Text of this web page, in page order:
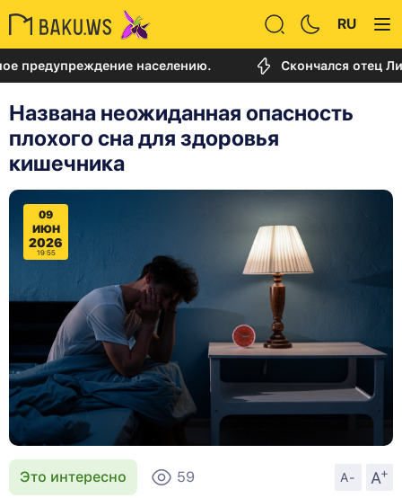
RU
населению. Скончался отец Лионеля
Названа неожиданная опасность
плохого сна для здоровья
кишечника
09
ИЮН
2026
19:55
Это интересно 59 A- A
+